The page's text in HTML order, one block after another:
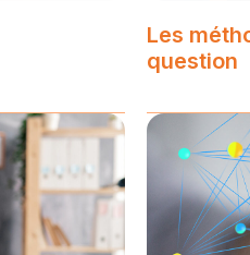
Les
question